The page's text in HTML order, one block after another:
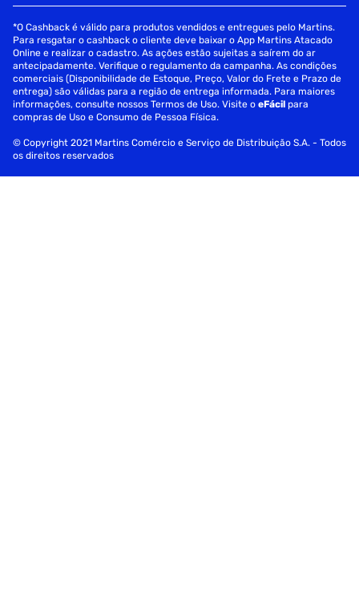
*O Cashback é válido para produtos vendidos e entregues pelo Martins.
Para resgatar o cashback o cliente deve baixar o App Martins Atacado
Online e realizar o cadastro. As ações estão sujeitas a saírem do ar
antecipadamente. Verifique o regulamento da campanha. As condições
comerciais (Disponibilidade de Estoque, Preço, Valor do Frete e Prazo de
entrega) são válidas para a região de entrega informada. Para maiores
informações, consulte nossos Termos de Uso. Visite oeFácil para
compras de Uso e Consumo de Pessoa Física.
© Copyright 2021 Martins Comércio e Serviço de Distribuição S.A. - Todos
os direitos reservados